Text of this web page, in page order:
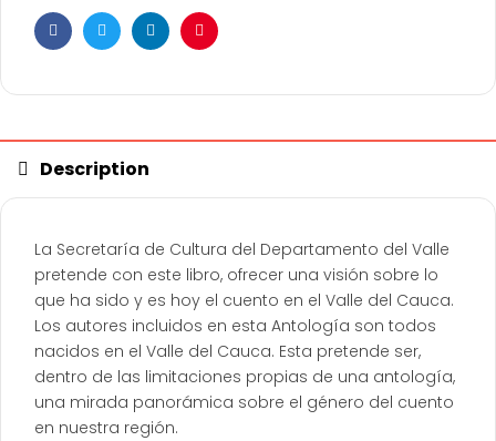
FacebookTwitterLinkedinPinterest
Description
La Secretaría de Cultura del Departamento del Valle
pretende con este libro, ofrecer una visión sobre lo
que ha sido y es hoy el cuento en el Valle del Cauca.
Los autores incluidos en esta Antología son todos
nacidos en el Valle del Cauca. Esta pretende ser,
dentro de las limitaciones propias de una antología,
una mirada panorámica sobre el género del cuento
en nuestra región.